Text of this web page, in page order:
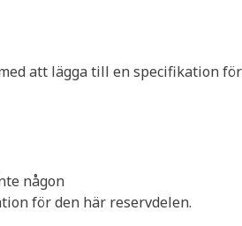
att lägga till en specifikation för
någon
för den här reservdelen.